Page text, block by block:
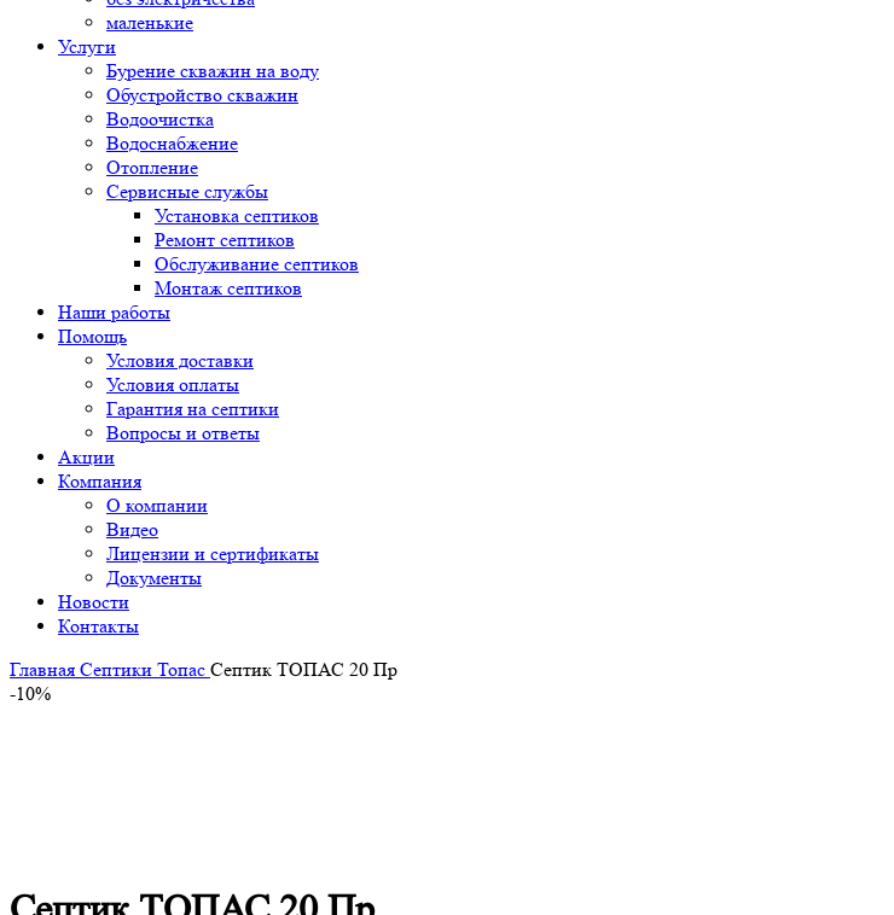
маленькие
Услуги
Бурение скважин на воду
Обустройство скважин
Водоочистка
Водоснабжение
Отопление
Сервисные службы
Установка септиков
Ремонт септиков
Обслуживание септиков
Монтаж септиков
Наши работы
Помощь
Условия доставки
Условия оплаты
Гарантия на септики
Вопросы и ответы
Акции
Компания
О компании
Видео
Лицензии и сертификаты
Документы
Новости
Контакты
Главная Септики Топас Септик ТОПАС 20 Пр
-10%